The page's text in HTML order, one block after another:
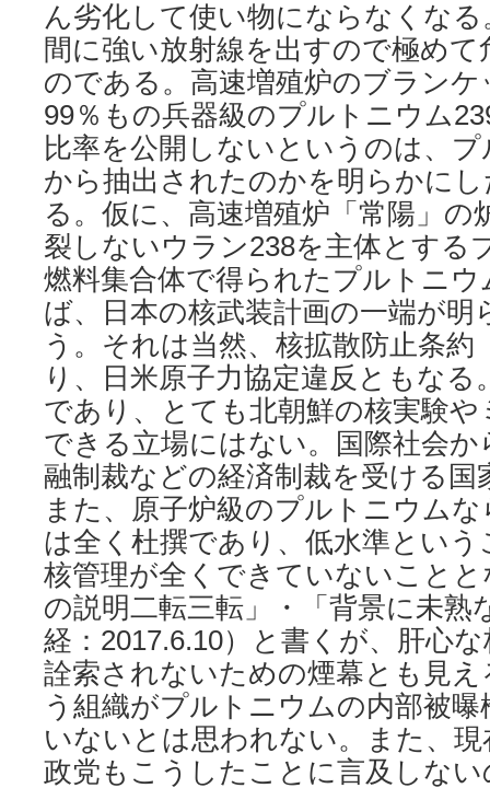
ん劣化して使い物にならなくな
間に強い放射線を出すので極め
のである。高速増殖炉のブラン
99％もの兵器級のプルトニウム
比率を公開しないというのは、
から抽出されたのかを明らかに
る。仮に、高速増殖炉「常陽」の
裂しないウラン238を主体とする
燃料集合体で得られたプルトニ
ば、日本の核武装計画の一端が
う。それは当然、核拡散防止条約
り、日米原子力協定違反ともな
であり、とても北朝鮮の核実験
できる立場にはない。国際社会か
融制裁などの経済制裁を受ける
また、原子炉級のプルトニウム
は全く杜撰であり、低水準とい
核管理が全くできていないこと
の説明二転三転」・「背景に未熟
経：2017.6.10）と書くが、肝心
詮索されないための煙幕とも見
う組織がプルトニウムの内部被
いないとは思われない。また、
政党もこうしたことに言及しな